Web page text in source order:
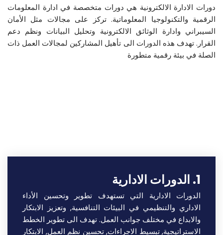
دورات الادارة الالكترونية هي دورات متخصصة في ادارة المعلومات
الرقمية والتكنولوجيا المعلوماتية. تركز على مجالات مثل الأمان
السيبراني وادارة الوثائق الالكترونية وتحليل البيانات ونظم دعم
القرار.تهدف هذه الدورات الى تأهيل المشاركين لمجالات العمل ذات
الصلة في بيئة رقمية متطورة
1. الدورات الادارية
الدورات الادارية التي تستهدف تطوير وتحسين الأداء
الاداري والتنظيمي في البيئات التنافسية, وتعزيز الابتكار
والابداع في مختلف جوانب العمل. تهدف الى تطوير الخطط
الاستراتيجية, تبسيط الاجراءات, تحسين نظم العمل, الابتكار